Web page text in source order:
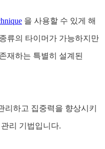
을 사용할 수 있게 해
류의 타이머가 가능하지만
재하는 특별히 설계된
리하고 집중력을 향상시키
리 기법입니다.